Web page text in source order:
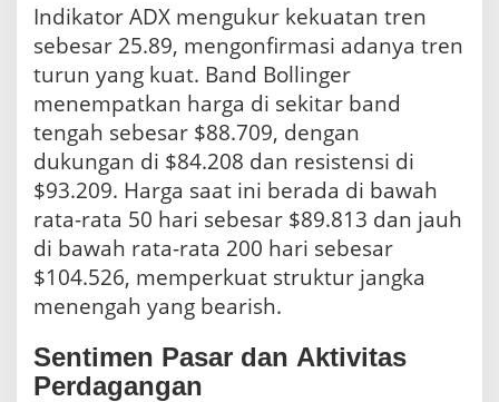
Indikator ADX mengukur kekuatan tren
sebesar 25.89, mengonfirmasi adanya tren
turun yang kuat. Band Bollinger
menempatkan harga di sekitar band
tengah sebesar $88.709, dengan
dukungan di $84.208 dan resistensi di
$93.209. Harga saat ini berada di bawah
rata-rata 50 hari sebesar $89.813 dan jauh
di bawah rata-rata 200 hari sebesar
$104.526, memperkuat struktur jangka
menengah yang bearish.
Sentimen Pasar dan Aktivitas
Perdagangan